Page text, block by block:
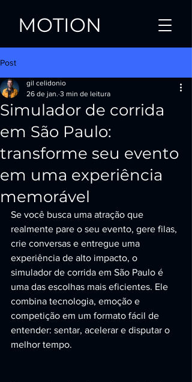
MOTION
Post
Simulador de corrida
em São Paulo:
transforme seu evento
em uma experiência
memorável
gil celidonio
26 de jan. 3 min de leitura
Se você busca uma atração que
realmente pare o seu evento, gere filas,
crie conversas e entregue uma
experiência de alto impacto, o
simulador de corrida em São Paulo é
uma das escolhas mais eficientes. Ele
combina tecnologia, emoção e
competição em um formato fácil de
entender: sentar, acelerar e disputar o
melhor tempo.